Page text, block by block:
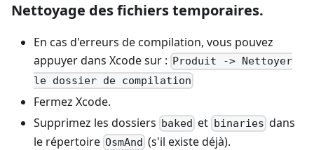
Nettoyage des fichiers temporaires.
En cas d'erreurs de compilation, vous pouvez
appuyer dans Xcode sur :
Produit -> Nettoyer
le dossier de compilation
Fermez Xcode.
Supprimez les dossiers baked et binaries dans
le répertoire OsmAnd (s'il existe déjà).